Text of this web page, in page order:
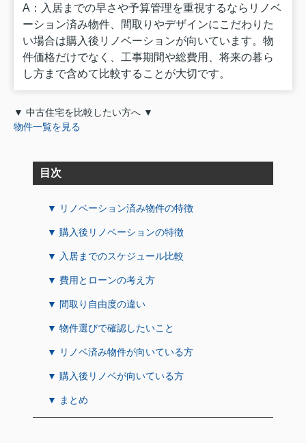
A：入居までの早さや予算管理を重視するならリノベ
ーション済み物件、間取りやデザインにこだわりた
い場合は購入後リノベーションが向いています。物
件価格だけでなく、工事期間や総費用、将来の暮ら
し方まで含めて比較することが大切です。
▼ 中古住宅を比較したい方へ ▼
物件一覧を見る
目次
▼ リノベーション済み物件の特徴
▼ 購入後リノベーションの特徴
▼ 入居までのスケジュール比較
▼ 費用とローンの考え方
▼ 間取り自由度の違い
▼ 物件選びで確認したいこと
▼ リノベ済み物件が向いている方
▼ 購入後リノベが向いている方
▼ まとめ